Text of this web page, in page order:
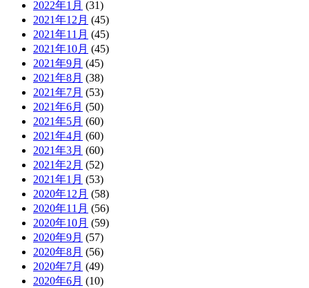
2022年1月 (31)
2021年12月 (45)
2021年11月 (45)
2021年10月 (45)
2021年9月 (45)
2021年8月 (38)
2021年7月 (53)
2021年6月 (50)
2021年5月 (60)
2021年4月 (60)
2021年3月 (60)
2021年2月 (52)
2021年1月 (53)
2020年12月 (58)
2020年11月 (56)
2020年10月 (59)
2020年9月 (57)
2020年8月 (56)
2020年7月 (49)
2020年6月 (10)